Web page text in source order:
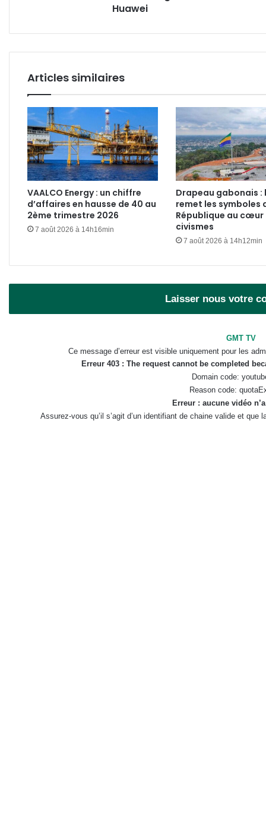
Huawei
Articles similaires
VAALCO Energy : un chiffre
d’affaires en hausse de 40 au
2ème trimestre 2026
7 août 2026 à 14h16min
Drapeau gabonais :
remet les symboles
République au cœur
civismes
7 août 2026 à 14h12min
Laisser nous votre
GMT TV
Ce message d’erreur est visible uniquement pour les
Erreur 403 : The request cannot be completed
Domain code:
Reason code:
Erreur : aucune vidéo
Assurez-vous qu’il s’agit d’un identifiant de chaine valide et